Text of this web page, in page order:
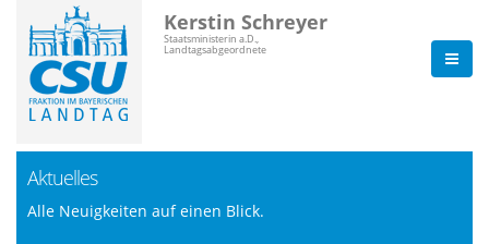
Kerstin Schreyer
Staatsministerin a.D.,
Landtagsabgeordnete
Aktuelles
Alle Neuigkeiten auf einen Blick.